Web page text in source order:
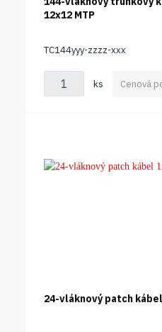
12x12 MTP
TC144yyy-zzzz-xxx
ks Cenová
24-vláknový patch kábel